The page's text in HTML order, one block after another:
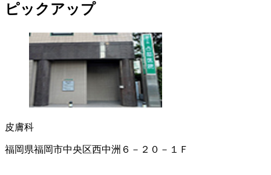
ピックアップ
皮膚科
福岡県福岡市中央区西中洲６－２０－１Ｆ